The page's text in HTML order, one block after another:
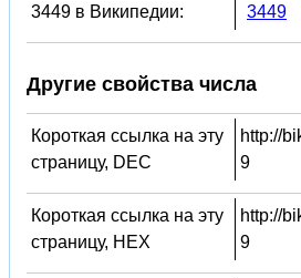
3449 в Википедии: 3449
Другие свойства числа
Короткая ссылка на эту
страницу, DEC
http://
9
Короткая ссылка на эту
страницу, HEX
http://
9